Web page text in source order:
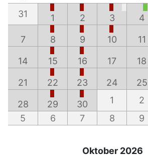
31
1 2 3 4
7 8 9 10 11
14 15 16 17 18
21 22 23 24 25
28 29 30 1 2
5
6 7 8 9
Oktober 2026